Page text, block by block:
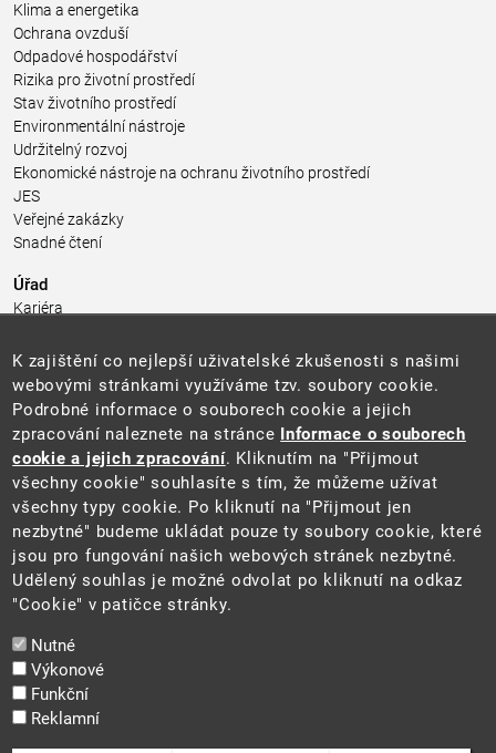
Klima a energetika
Ochrana ovzduší
Odpadové hospodářství
Rizika pro životní prostředí
Stav životního prostředí
Environmentální nástroje
Udržitelný rozvoj
Ekonomické nástroje na ochranu životního prostředí
JES
Veřejné zakázky
Snadné čtení
Úřad
Kariéra
Pro média a veřejnost
Povinně zveřejňované informace
Kontakty
Přistupnost budovy úřadu MŽP
(PDF, 204 kB)
Web
Aktuality
Ochrana osobních údajů
Prohlášení o přístupnosti
Zásady používání cookies
Mapa webu
K zajištění co nejlepší uživatelské zkušenosti s našimi
webovými stránkami využíváme tzv. soubory cookie.
Podrobné informace o souborech cookie a jejich
zpracování naleznete na stránce Informace o souborech
cookie a jejich zpracování. Kliknutím na "Přijmout
všechny cookie" souhlasíte s tím, že můžeme užívat
všechny typy cookie. Po kliknutí na "Přijmout jen
nezbytné" budeme ukládat pouze ty soubory cookie, které
jsou pro fungování našich webových stránek nezbytné.
Udělený souhlas je možné odvolat po kliknutí na odkaz
"Cookie" v patičce stránky.
Nutné
Výkonové
Funkční
Reklamní